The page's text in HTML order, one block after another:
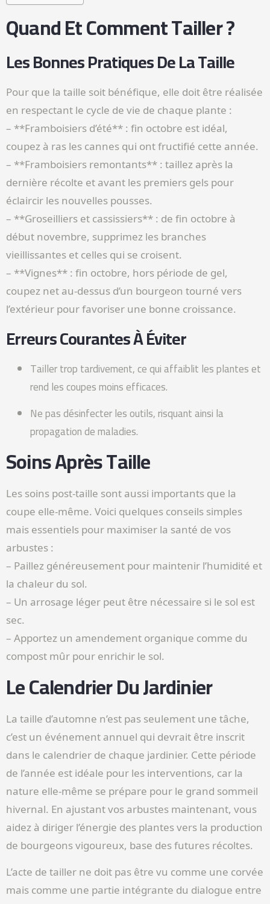
Quand Et Comment Tailler ?
Les Bonnes Pratiques De La Taille
Pour que la taille soit bénéfique, elle doit être réalisée
en respectant le cycle de vie de chaque plante :
– **Framboisiers d’été** : fin octobre est idéal,
coupez à ras les cannes qui ont fructifié cette année.
– **Framboisiers remontants** : taillez après la
dernière récolte et avant les premiers gels pour
éclaircir les nouvelles pousses.
– **Groseilliers et cassissiers** : de fin octobre à
début novembre, supprimez les branches
vieillissantes et celles qui se croisent.
– **Vignes** : fin octobre, hors période de gel,
coupez net au-dessus d’un bourgeon tourné vers
l’extérieur pour favoriser une bonne croissance.
Erreurs Courantes À Éviter
Tailler trop tardivement, ce qui affaiblit les plantes et
rend les coupes moins efficaces.
Ne pas désinfecter les outils, risquant ainsi la
propagation de maladies.
Soins Après Taille
Les soins post-taille sont aussi importants que la
coupe elle-même. Voici quelques conseils simples
mais essentiels pour maximiser la santé de vos
arbustes :
– Paillez généreusement pour maintenir l’humidité et
la chaleur du sol.
– Un arrosage léger peut être nécessaire si le sol est
sec.
– Apportez un amendement organique comme du
compost mûr pour enrichir le sol.
Le Calendrier Du Jardinier
La taille d’automne n’est pas seulement une tâche,
c’est un événement annuel qui devrait être inscrit
dans le calendrier de chaque jardinier. Cette période
de l’année est idéale pour les interventions, car la
nature elle-même se prépare pour le grand sommeil
hivernal. En ajustant vos arbustes maintenant, vous
aidez à diriger l’énergie des plantes vers la production
de bourgeons vigoureux, base des futures récoltes.
L’acte de tailler ne doit pas être vu comme une corvée
mais comme une partie intégrante du dialogue entre